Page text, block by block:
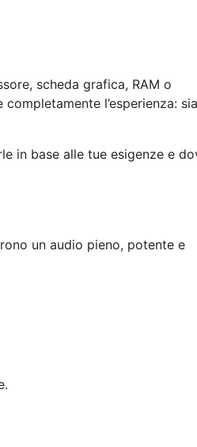
scheda grafica, RAM o
l’esperienza:
in base alle tue esigenze e
un audio pieno, potente e